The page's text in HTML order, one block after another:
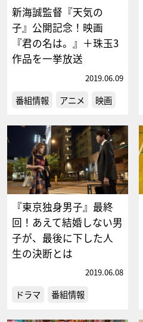
新海誠監督『天気の
子』公開記念！映画
『君の名は。』＋珠玉3
作品を一挙放送
2019.06.09
番組情報 アニメ 映画
『東京独身男子』最終
回！あえて結婚しない男
子が、最後に下した人
生の決断とは
2019.06.08
ドラマ 番組情報